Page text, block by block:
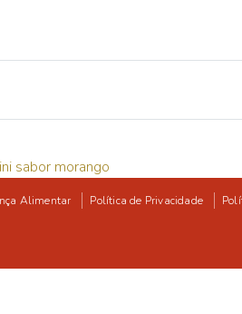
sabor morango
Alimentar Política de Privacidade